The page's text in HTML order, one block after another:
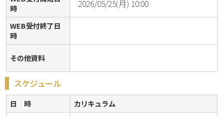
時
2026/05/25(月) 10:00
WEB受付終了日
時
その他資料
スケジュール
日 時 カリキュラム